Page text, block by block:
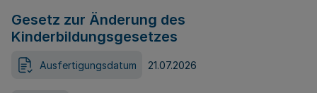
Gesetz zur Änderung des
Kinderbildungsgesetzes
Ausfertigungsdatum 21.07.2026